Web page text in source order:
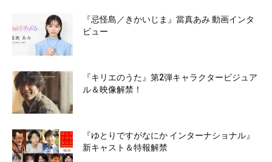
『忌怪島／きかいじま』當真あみ 動画インタ
ビュー
『キリエのうた』第2弾キャラクタービジュア
ル＆映像解禁！
『ゆとりですがなにか インターナショナル』
新キャスト＆特報解禁